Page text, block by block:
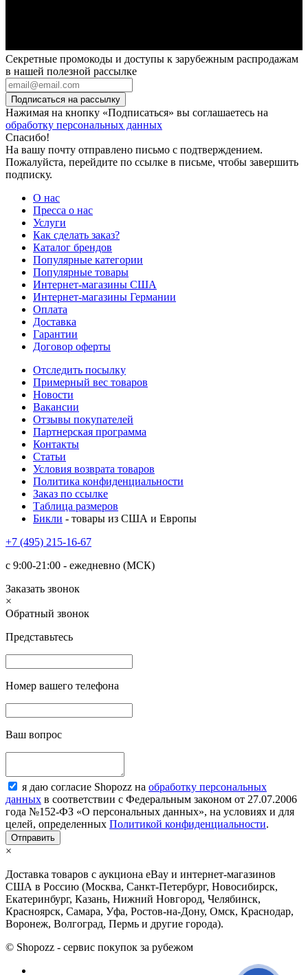
Секретные промокоды и доступы к зарубежным распродажам
в нашей полезной рассылке
Подписаться на рассылку
Нажимая на кнопку «Подписаться» вы соглашаетесь на
обработку персональных данных
Спасибо!
На вашу почту отправлено письмо с подтверждением.
Пожалуйста, перейдите по ссылке в письме, чтобы завершить
подписку.
О нас
Пресса о нас
Услуги
Как сделать заказ?
Каталог брендов
Популярные категории
Популярные товары
Интернет-магазины США
Интернет-магазины Германии
Оплата
Доставка
Гарантии
Договор оферты
Отследить посылку
Примерный вес товаров
Новости
Вакансии
Отзывы покупателей
Партнерская программа
Контакты
Статьи
Условия возврата товаров
Политика конфиденциальности
Заказ по ссылке
Таблица размеров
Бикли - товары из США и Европы
+7 (495) 215-16-67
с 9:00-21:00 - ежедневно (МСК)
Заказать звонок
×
Обратный звонок
Представьтесь
Номер вашего телефона
Ваш вопрос
я даю согласие Shopozz на обработку персональных
данных в соответствии с Федеральным законом от 27.07.2006
года №152-ФЗ «О персональных данных», на условиях и для
целей, определенных Политикой конфиденциальности.
×
Доставка товаров с аукциона eBay и интернет-магазинов
США в Россию (Москва, Санкт-Петербург, Новосибирск,
Екатеринбург, Казань, Нижний Новгород, Челябинск,
Красноярск, Самара, Уфа, Ростов-на-Дону, Омск, Краснодар,
Воронеж, Волгоград, Пермь и другие города).
© Shopozz - сервис покупок за рубежом